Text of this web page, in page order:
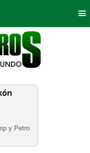
y Petro
Deportes
Neira